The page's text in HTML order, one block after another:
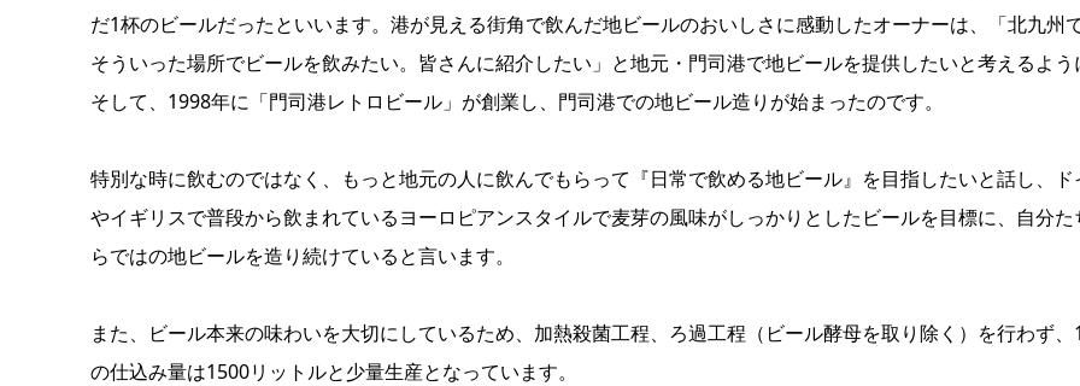
だ1杯のビールだったといいます。港が見える街角で飲んだ地ビールのおいしさに感動したオーナーは、「北九州
そういった場所でビールを飲みたい。皆さんに紹介したい」と地元・門司港で地ビールを提供したいと考えるよう
そして、1998年に「門司港レトロビール」が創業し、門司港での地ビール造りが始まったのです。
特別な時に飲むのではなく、もっと地元の人に飲んでもらって『日常で飲める地ビール』を目指したいと話し、ド
やイギリスで普段から飲まれているヨーロピアンスタイルで麦芽の風味がしっかりとしたビールを目標に、自分た
らではの地ビールを造り続けていると言います。
また、ビール本来の味わいを大切にしているため、加熱殺菌工程、ろ過工程（ビール酵母を取り除く）を行わず、
の仕込み量は1500リットルと少量生産となっています。